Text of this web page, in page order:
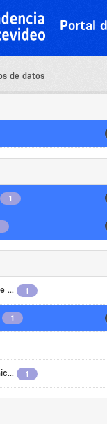
Portal
de datos
1
... 1
1
1